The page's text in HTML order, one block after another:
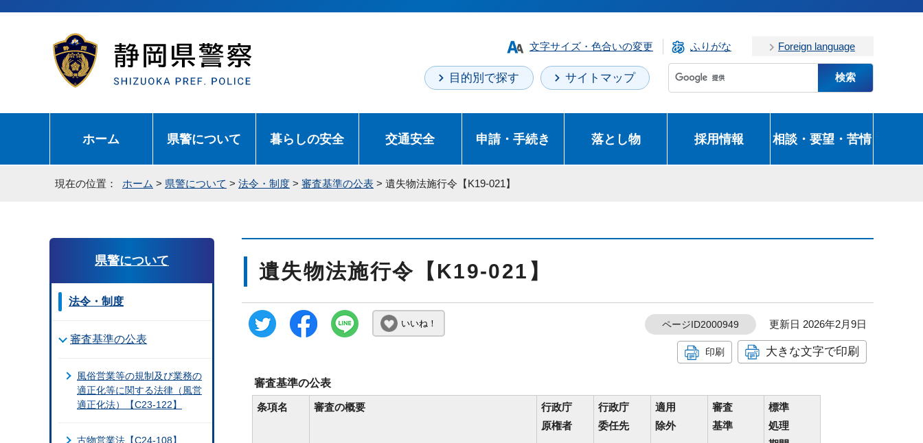
文字サイズ・色合いの変更 ふりがな Foreign language
目的別で探す サイトマップ
ホーム 県警について 暮らしの安全 交通安全 申請・手続き 落とし物 採用情報 相談・要望・苦情
現在の位置： ホーム > 県警について > 法令・制度 > 審査基準の公表 > 遺失物法施行令【K19-021】
遺失物法施行令【K19-021】
いいね！ ページID2000949 更新日 2026年2月9日
印刷 大きな文字で印刷
審査基準の公表
条項名 審査の概要
行政庁
原権者
行政庁
委任先
適用
除外
審査
基準
標準
処理
県警について
法令・制度
審査基準の公表
風俗営業等の規制及び業務の
適正化等に関する法律（風営
適正化法）【C23-122】
古物営業法【C24-108】